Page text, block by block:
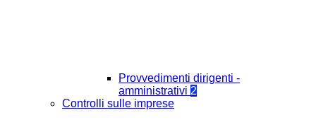
Provvedimenti dirigenti -
amministrativi 2
Controlli sulle imprese